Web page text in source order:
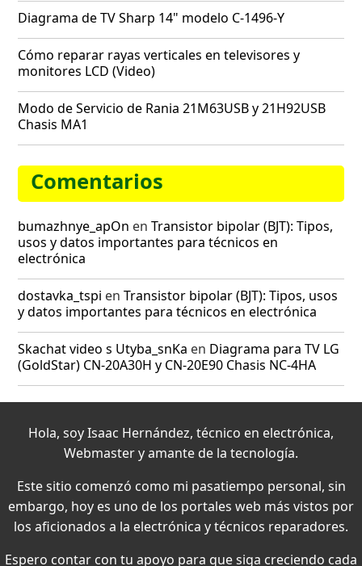
Diagrama de TV Sharp 14" modelo C-1496-Y
Cómo reparar rayas verticales en televisores y
monitores LCD (Video)
Modo de Servicio de Rania 21M63USB y 21H92USB
Chasis MA1
Comentarios
bumazhnye_apOn enTransistor bipolar (BJT): Tipos,
usos y datos importantes para técnicos en
electrónica
dostavka_tspi enTransistor bipolar (BJT): Tipos, usos
y datos importantes para técnicos en electrónica
Skachat video s Utyba_snKa en Diagrama para TV LG
(GoldStar) CN-20A30H y CN-20E90 Chasis NC-4HA
Hola, soy Isaac Hernández, técnico en electrónica,
Webmaster y amante de la tecnología.
Este sitio comenzó como mi pasatiempo personal, sin
embargo, hoy es uno de los portales web más vistos por
los aficionados a la electrónica y técnicos reparadores.
Espero contar con tu apoyo para que siga creciendo cada